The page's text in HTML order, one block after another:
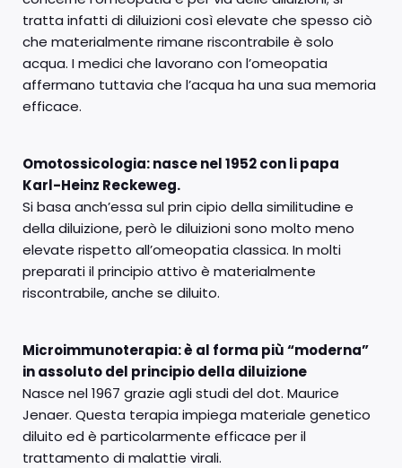
tratta infatti di diluizioni così elevate che spesso ciò
che materialmente rimane riscontrabile è solo
acqua. I medici che lavorano con l’omeopatia
affermano tuttavia che l’acqua ha una sua memoria
efficace.
Omotossicologia: nasce nel 1952 con li papa
Karl-Heinz Reckeweg.
Si basa anch’essa sul prin cipio della similitudine e
della diluizione, però le diluizioni sono molto meno
elevate rispetto all’omeopatia classica. In molti
preparati il principio attivo è materialmente
riscontrabile, anche se diluito.
Microimmunoterapia: è al forma più “moderna”
in assoluto del principio della diluizione
Nasce nel 1967 grazie agli studi del dot. Maurice
Jenaer. Questa terapia impiega materiale genetico
diluito ed è particolarmente efficace per il
trattamento di malattie virali.